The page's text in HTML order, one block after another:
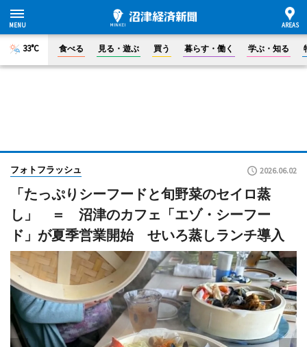
33°C 食べる 見る・遊ぶ 買う 暮らす・働く 学ぶ・知る
フォトフラッシュ 2026.06.02
「たっぷりシーフードと旬野菜のセイロ蒸
し」 ＝ 沼津のカフェ「エゾ・シーフー
ド」が夏季営業開始 せいろ蒸しランチ導入